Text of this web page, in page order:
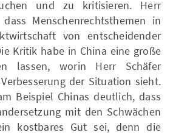
und zu kritisieren. Herr
Menschenrechtsthemen in
von entscheidender
Kritik habe in China eine große
lassen, worin Herr Schäfer
der Situation sieht.
Beispiel Chinas deutlich, dass
mit den Schwächen
kostbares Gut sei, denn die